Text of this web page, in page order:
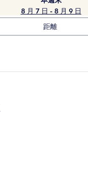
8 月 7 日 - 8 月 9 日
距離